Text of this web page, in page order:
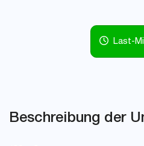
Last-
Beschreibung der